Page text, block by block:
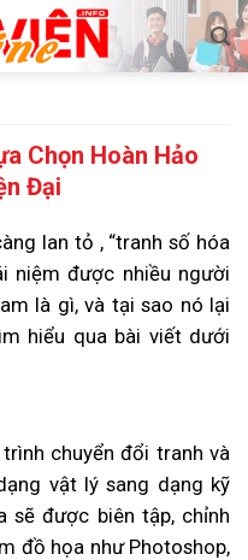
Chọn Hoàn Hảo
Đại
lan tỏ , “tranh số hóa
niệm được nhiều người
là gì, và tại sao nó lại
hiểu qua bài viết dưới
chuyển đổi tranh và
vật lý sang dạng kỹ
sẽ được biên tập, chỉnh
đồ họa như Photoshop,